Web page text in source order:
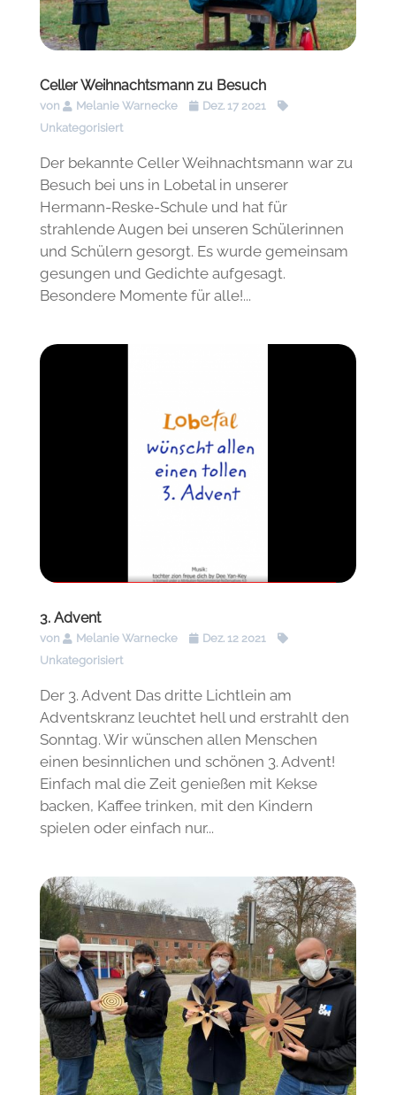
Celler Weihnachtsmann zu Besuch
von Melanie Warnecke
Dez. 17 2021
Unkategorisiert
Der bekannte Celler Weihnachtsmann war zu
Besuch bei uns in Lobetal in unserer
Hermann-Reske-Schule und hat für
strahlende Augen bei unseren Schülerinnen
und Schülern gesorgt. Es wurde gemeinsam
gesungen und Gedichte aufgesagt.
Besondere Momente für alle!...
3. Advent
von Melanie Warnecke
Dez. 12 2021
Unkategorisiert
Der 3. Advent Das dritte Lichtlein am
Adventskranz leuchtet hell und erstrahlt den
Sonntag. Wir wünschen allen Menschen
einen besinnlichen und schönen 3. Advent!
Einfach mal die Zeit genießen mit Kekse
backen, Kaffee trinken, mit den Kindern
spielen oder einfach nur...